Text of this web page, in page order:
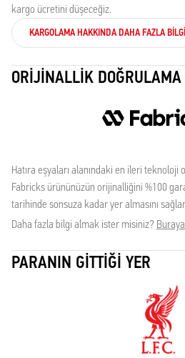
kargo ücretini düşeceğiz.
KARGOLAMA HAKKINDA DAHA FAZLA BILGI
ORIJINALLIK DOĞRULAMA
Hatıra eşyaları alanındaki en ileri teknoloji
Fabricks ürününüzün orijinalliğini %100
tarihinde sonsuza kadar yer almasını
Daha fazla bilgi almak ister misiniz? Buraya
PARANIN GITTIĞI YER